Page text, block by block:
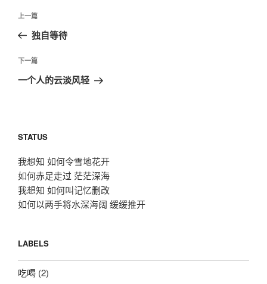
文
导
航
上
一
文
上一篇
独自等待
下
一
下一篇
一个人的云淡风轻
STATUS
我想知 如何令雪地花开
如何赤足走过 茫茫深海
我想知 如何叫记忆删改
如何以两手将水深海阔 缓缓推开
LABELS
吃喝 (2)